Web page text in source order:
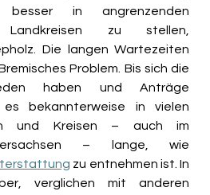
besser in angrenzenden
Landkreisen zu stellen,
Die langen Wartezeiten
Problem. Bis sich die
haben und Anträge
bekannterweise in vielen
und Kreisen – auch im
– lange, wie
zu entnehmen ist. In
verglichen mit anderen